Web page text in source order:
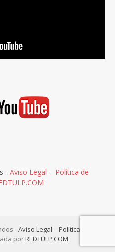
- Aviso Legal - Política de
-Aviso Legal - Política de
porREDTULP.COM